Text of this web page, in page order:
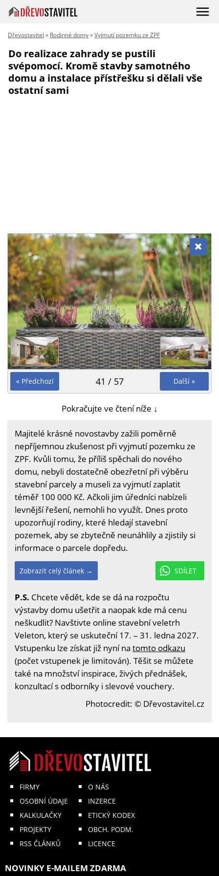
Dřevostavitel » Rodinné domy»Vyjmutí pozemku ze ZPF
Do realizace zahrady se pustili
svépomocí. Kromě stavby samotného
domu a instalace přístřešku si dělali vše
ostatní sami
« Předchozí Další »
41 / 57
Pokračujte ve čtení níže ↓
Majitelé krásné novostavby zažili poměrně
nepříjemnou zkušenost při vyjmutí pozemku ze
ZPF. Kvůli tomu, že příliš spěchali do nového
domu, nebyli dostatečně obezřetní při výběru
stavební parcely a museli za vyjmutí zaplatit
téměř 100 000 Kč. Ačkoli jim úředníci nabízeli
levnější řešení, nemohli ho využít. Dnes proto
upozorňují rodiny, které hledají stavební
pozemek, aby se zbytečně neunáhlily a zjistily si
informace o parcele dopředu.
SDÍLET
Zobrazit celý článek →
P.S. Chcete vědět, kde se dá na rozpočtu
výstavby domu ušetřit a naopak kde má cenu
neškudlit? Navštivte online stavební veletrh
Veleton, který se uskuteční 17. – 31. ledna 2027.
Vstupenku lze získat již nyní na tomto odkazu
(počet vstupenek je limitován). Těšit se můžete
také na množství inspirace, živých přednášek,
konzultací s odborníky i slevové vouchery.
Photocredit: © Dřevostavitel.cz
FIRMY
OSOBNÍ ÚDAJE
KALKULAČKY
PROJEKTY
RSS ČLÁNKŮ
O NÁS
INZERCE
ETICKÝ KODEX
OBCH. PODM.
LICENCE
NOVINKY E-MAILEM ZDARMA